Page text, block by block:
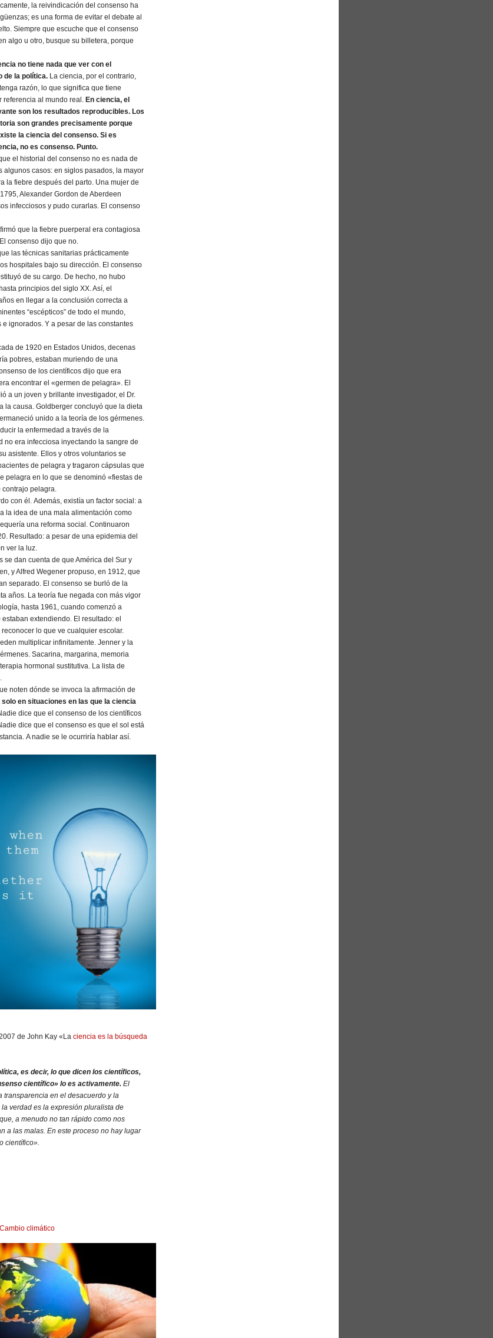
la reivindicación del consenso ha
es una forma de evitar el debate al
Siempre que escuche que el consenso
algo u otro, busque su billetera, porque
no tiene nada que ver con el
de la política. La ciencia, por el contrario,
razón, lo que significa que tiene
referencia al mundo real. En ciencia, el
son los resultados reproducibles. Los
son grandes precisamente porque
la ciencia del consenso. Si es
no es consenso. Punto.
el historial del consenso no es nada de
casos: en siglos pasados, la mayor
la fiebre después del parto. Una mujer de
Alexander Gordon de Aberdeen
infecciosos y pudo curarlas. El consenso
que la fiebre puerperal era contagiosa
consenso dijo que no.
las técnicas sanitarias prácticamente
hospitales bajo su dirección. El consenso
de su cargo. De hecho, no hubo
principios del siglo XX. Así, el
en llegar a la conclusión correcta a
“escépticos” de todo el mundo,
ignorados. Y a pesar de las constantes
de 1920 en Estados Unidos, decenas
pobres, estaban muriendo de una
de los científicos dijo que era
encontrar el «germen de pelagra». El
a un joven y brillante investigador, el Dr.
la causa. Goldberger concluyó que la dieta
unido a la teoría de los gérmenes.
la enfermedad a través de la
no era infecciosa inyectando la sangre de
asistente. Ellos y otros voluntarios se
de pelagra y tragaron cápsulas que
pelagra en lo que se denominó «fiestas de
pelagra.
con él. Además, existía un factor social: a
la idea de una mala alimentación como
una reforma social. Continuaron
Resultado: a pesar de una epidemia del
ver la luz.
se dan cuenta de que América del Sur y
y Alfred Wegener propuso, en 1912, que
separado. El consenso se burló de la
años. La teoría fue negada con más vigor
hasta 1961, cuando comenzó a
extendiendo. El resultado: el
lo que ve cualquier escolar.
multiplicar infinitamente. Jenner y la
Sacarina, margarina, memoria
hormonal sustitutiva. La lista de
noten dónde se invoca la afirmación de
en situaciones en las que la ciencia
dice que el consenso de los científicos
dice que el consenso es que el sol está
A nadie se le ocurriría hablar así.
de John Kay «La ciencia es la búsqueda
es decir, lo que dicen los científicos,
científico» lo es activamente. El
transparencia en el desacuerdo y la
verdad es la expresión pluralista de
a menudo no tan rápido como nos
a las malas. En este proceso no hay lugar
científico».
climático